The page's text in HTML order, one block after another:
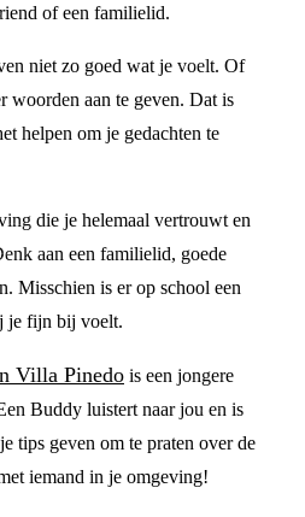
of een familielid.
niet zo goed wat je voelt. Of
woorden aan te geven. Dat is
helpen om je gedachten te
die je helemaal vertrouwt en
aan een familielid, goede
Misschien is er op school een
je fijn bij voelt.
Villa Pinedo is een jongere
Buddy luistert naar jou en is
tips geven om te praten over de
iemand in je omgeving!